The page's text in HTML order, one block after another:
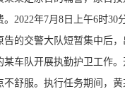
2022年7月8日上午6时30
告的交警大队短暂集中后
某车队开展执勤护卫工作
不舒服。执行任务期间，